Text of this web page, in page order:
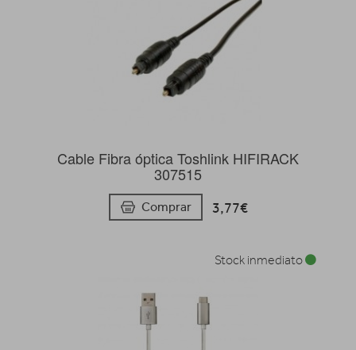
Cable Fibra óptica Toshlink HIFIRACK
307515
Comprar 3,77€
Stock inmediato